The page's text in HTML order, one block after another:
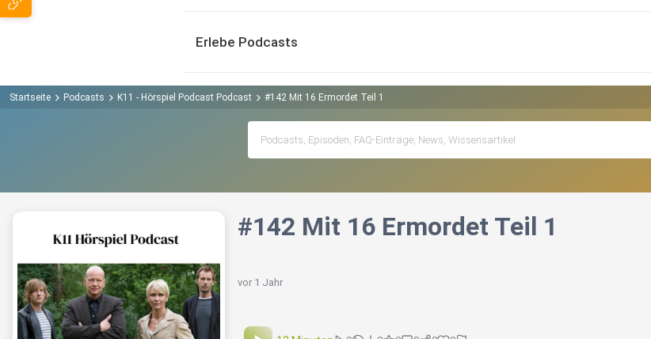
Erlebe Podcasts
Startseite Podcasts K11 - Hörspiel Podcast Podcast #142 Mit 16 Ermordet Teil 1
#142 Mit 16 Ermordet Teil 1
vor 1 Jahr